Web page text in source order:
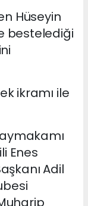
Hüseyin
bestelediği
ikramı ile
Enes
Adil